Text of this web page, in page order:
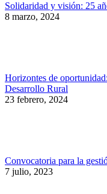
Solidaridad y visión: 25
8 marzo, 2024
Horizontes de
Desarrollo Rural
23 febrero, 2024
Convocatoria para la
7 julio, 2023